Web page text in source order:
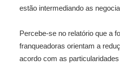
estão intermediando as
Percebe-se no relatório que a
franqueadoras orientam a
acordo com as